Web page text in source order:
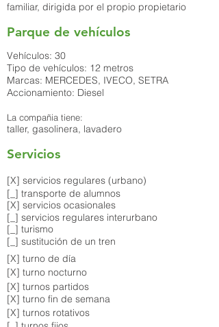
familiar, dirigida por el propio propietario
Parque de vehículos
Vehículos: 30
Tipo de vehículos: 12 metros
Marcas: MERCEDES, IVECO, SETRA
Accionamiento: Diesel
La compañia tiene:
taller, gasolinera, lavadero
Servicios
[X] servicios regulares (urbano)
[_] transporte de alumnos
[X] servicios ocasionales
[_] servicios regulares interurbano
[_] turismo
[_] sustitución de un tren
[X] turno de día
[X] turno nocturno
[X] turnos partidos
[X] turno fin de semana
[X] turnos rotativos